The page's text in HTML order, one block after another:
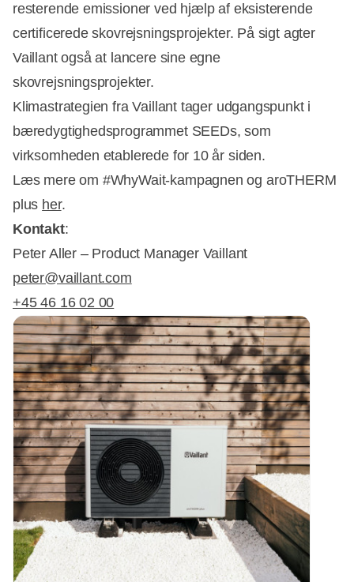
resterende emissioner ved hjælp af eksisterende
certificerede skovrejsningsprojekter. På sigt agter
Vaillant også at lancere sine egne
skovrejsningsprojekter.
Klimastrategien fra Vaillant tager udgangspunkt i
bæredygtighedsprogrammet SEEDs, som
virksomheden etablerede for 10 år siden.
Læs mere om #WhyWait-kampagnen og aroTHERM
plus her.
Kontakt:
Peter Aller – Product Manager Vaillant
peter@vaillant.com
+45 46 16 02 00